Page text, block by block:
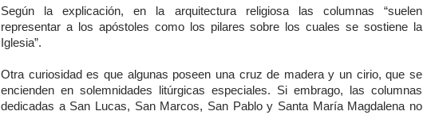
Según la explicación, en la arquitectura religiosa las columnas “suelen
representar a los apóstoles como los pilares sobre los cuales se sostiene la
Iglesia”.
Otra curiosidad es que algunas poseen una cruz de madera y un cirio, que se
encienden en solemnidades litúrgicas especiales. Si embrago, las columnas
dedicadas a San Lucas, San Marcos, San Pablo y Santa María Magdalena no